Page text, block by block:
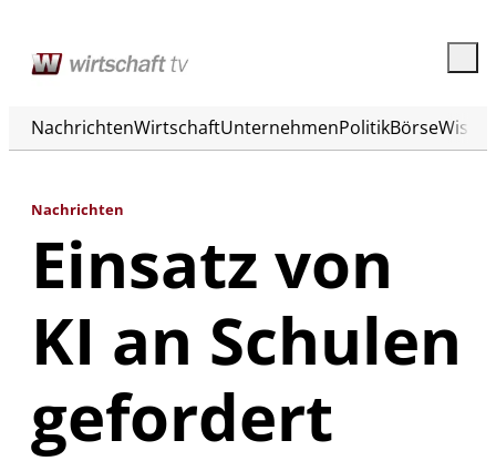
NachrichtenWirtschaftUnternehmenPolitikBörse
Nachrichten
Einsatz von
KI an Schulen
gefordert